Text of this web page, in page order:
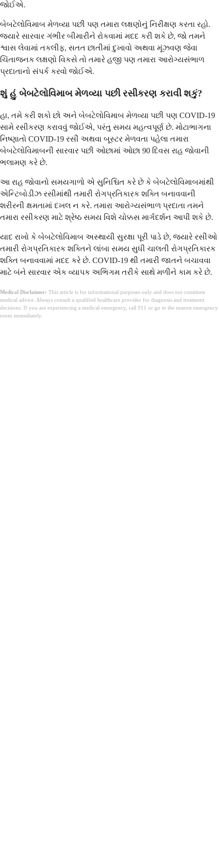
જોઈએ.
બેબટેલોવિમાબ મેળવ્યા પછી પણ તમારા લક્ષણોનું નિરીક્ષણ કરતા રહો.
જ્યારે સારવાર ગંભીર બીમારીને રોકવામાં મદદ કરી શકે છે, જો તમને
શ્વાસ લેવામાં તકલીફ, સતત છાતીમાં દુખાવો અથવા મૂંઝવણ જેવા
ચિંતાજનક લક્ષણો વિકસે તો તમારે હજી પણ તમારા આરોગ્યસંભાળ
પ્રદાતાનો સંપર્ક કરવો જોઈએ.
શું હું બેબટેલોવિમાબ મેળવ્યા પછી રસીકરણ કરાવી શકું?
હા, તમે કરી શકો છો અને બેબટેલોવિમાબ મેળવ્યા પછી પણ COVID-19
સામે રસીકરણ કરાવવું જોઈએ, પરંતુ સમય મહત્વપૂર્ણ છે. મોટાભાગના
નિષ્ણાતો COVID-19 રસી અથવા બૂસ્ટર મેળવતા પહેલા તમારા
બેબટેલોવિમાબની સારવાર પછી ઓછામાં ઓછા 90 દિવસ રાહ જોવાની
ભલામણ કરે છે.
આ રાહ જોવાનો સમયગાળો એ સુનિશ્ચિત કરે છે કે બેબટેલોવિમાબમાંથી
એન્ટિબોડીઝ રસીમાંથી તમારી રોગપ્રતિકારક શક્તિ બનાવવાની
શરીરની ક્ષમતામાં દખલ ન કરે. તમારા આરોગ્યસંભાળ પ્રદાતા તમને
તમારા રસીકરણ માટે શ્રેષ્ઠ સમય વિશે ચોક્કસ માર્ગદર્શન આપી શકે છે.
યાદ રાખો કે બેબટેલોવિમાબ અસ્થાયી સુરક્ષા પૂરી પાડે છે, જ્યારે રસીઓ
તમારી રોગપ્રતિકારક શક્તિને લાંબા સમય સુધી ચાલતી રોગપ્રતિકારક
શક્તિ બનાવવામાં મદદ કરે છે. COVID-19 થી તમારી જાતને બચાવવા
માટે બંને સારવાર એક વ્યાપક અભિગમ તરીકે સાથે મળીને કામ કરે છે.
Medical Disclaimer: This article is for informational purposes only and does not constitute
medical advice. Always consult a qualified healthcare provider for diagnosis and treatment
decisions. If you are experiencing a medical emergency, call 911 or go to the nearest emergency
room immediately.